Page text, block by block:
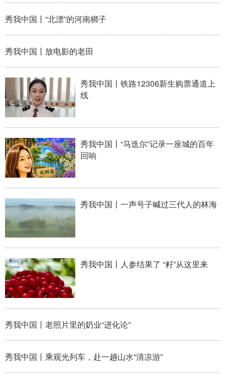
地方频道
辽宁 吉林 上海 江苏
浙江
广东 广西 海南 重庆
四川
陕西 甘肃 青海 宁夏
新疆 内蒙古 黑龙江
多语种频道
English Español Français عربى
Русский язык
秀我中国丨“北漂”的河南梆子
秀我中国丨放电影的老田
秀我中国丨铁路12306新生购票通道上
线
秀我中国丨“马迭尔”记录一座城的百年
回响
秀我中国丨一声号子喊过三代人的林海
秀我中国丨人参结果了 “籽”从这里来
秀我中国丨老照片里的奶业“进化论”
秀我中国丨乘观光列车，赴一趟山水“清凉游”